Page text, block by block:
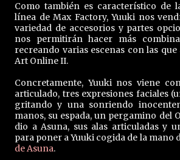
Como también es característico de
línea de Max Factory, Yuuki nos
variedad de accesorios y partes
nos permitirán hacer más
recreando varias escenas con las
Art Online II.
Concretamente, Yuuki nos viene
articulado, tres expresiones faciales
gritando y una sonriendo
manos, su espada, un pergamino del
dio a Asuna, sus alas articuladas y
para poner a Yuuki cogida de la mano
de Asuna.